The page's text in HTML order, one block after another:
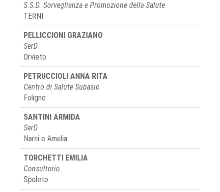
S.S.D. Sorveglianza e Promozione della Salute
TERNI
PELLICCIONI GRAZIANO
SerD
Orvieto
PETRUCCIOLI ANNA RITA
Centro di Salute Subasio
Foligno
SANTINI ARMIDA
SerD
Narni e Amelia
TORCHETTI EMILIA
Consultorio
Spoleto